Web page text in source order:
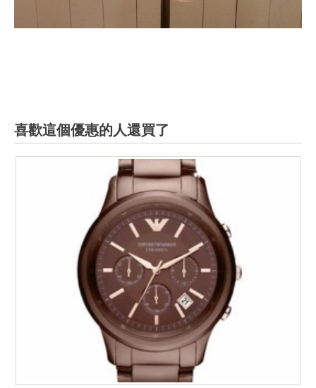
喜歡這個優惠的人還買了